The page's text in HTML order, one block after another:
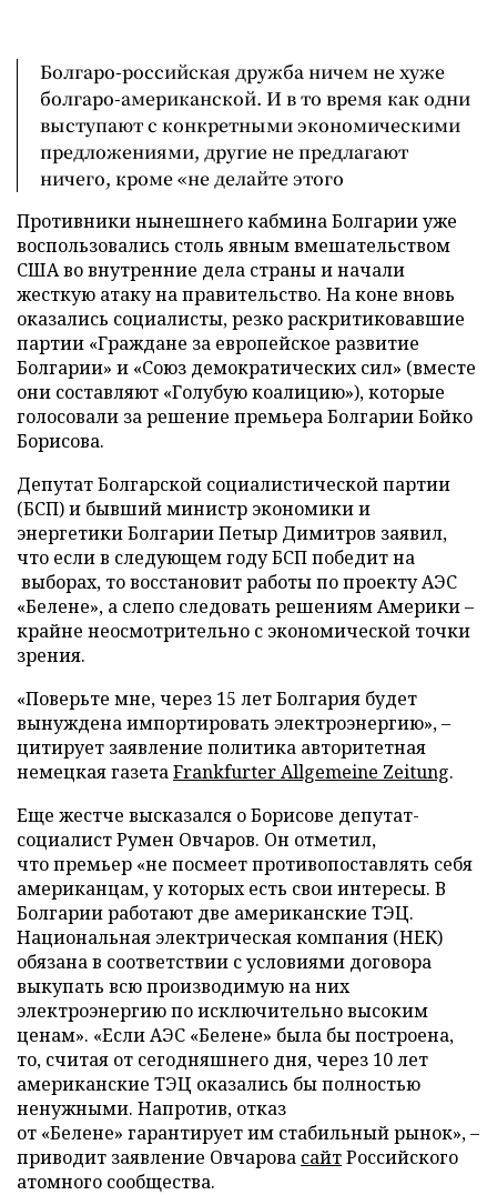
Болгаро-российская дружба ничем не хуже
болгаро-американской. И в то время как одни
выступают с конкретными экономическими
предложениями, другие не предлагают
ничего, кроме «не делайте этого
Противники нынешнего кабмина Болгарии уже
воспользовались столь явным вмешательством
США во внутренние дела страны и начали
жесткую атаку на правительство. На коне вновь
оказались социалисты, резко раскритиковавшие
партии «Граждане за европейское развитие
Болгарии» и «Союз демократических сил» (вместе
они составляют «Голубую коалицию»), которые
голосовали за решение премьера Болгарии Бойко
Борисова.
Депутат Болгарской социалистической партии
(БСП) и бывший министр экономики и
энергетики Болгарии Петыр Димитров заявил,
что если в следующем году БСП победит на
выборах, то восстановит работы по проекту АЭС
«Белене», а слепо следовать решениям Америки –
крайне неосмотрительно с экономической точки
зрения.
«Поверьте мне, через 15 лет Болгария будет
вынуждена импортировать электроэнергию», –
цитирует заявление политика авторитетная
немецкая газетаFrankfurter Allgemeine Zeitung.
Еще жестче высказался о Борисове депутат-
социалист Румен Овчаров. Он отметил,
что премьер «не посмеет противопоставлять себя
американцам, у которых есть свои интересы. В
Болгарии работают две американские ТЭЦ.
Национальная электрическая компания (НЕК)
обязана в соответствии с условиями договора
выкупать всю производимую на них
электроэнергию по исключительно высоким
ценам». «Если АЭС «Белене» была бы построена,
то, считая от сегодняшнего дня, через 10 лет
американские ТЭЦ оказались бы полностью
ненужными. Напротив, отказ
от «Белене» гарантирует им стабильный рынок», –
приводит заявление Овчарова сайтРоссийского
атомного сообщества.